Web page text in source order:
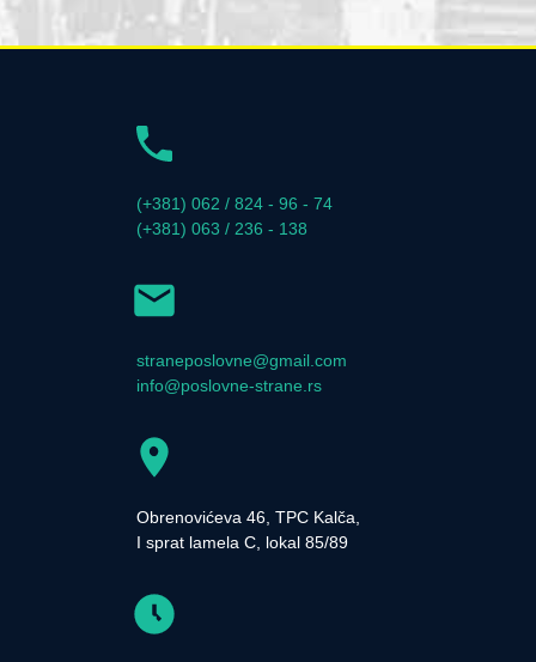
(+381) 062 / 824 - 96 - 74
(+381) 063 / 236 - 138
straneposlovne@gmail.com
info@poslovne-strane.rs
Obrenovićeva 46, TPC Kalča,
I sprat lamela C, lokal 85/89